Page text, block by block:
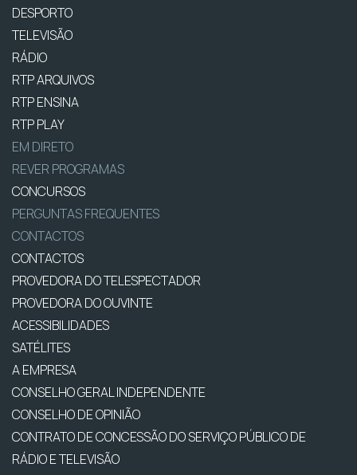
DESPORTO
TELEVISÃO
RÁDIO
RTP ARQUIVOS
RTP ENSINA
RTP PLAY
EM DIRETO
REVER PROGRAMAS
CONCURSOS
PERGUNTAS FREQUENTES
CONTACTOS
CONTACTOS
PROVEDORA DO TELESPECTADOR
PROVEDORA DO OUVINTE
ACESSIBILIDADES
SATÉLITES
A EMPRESA
CONSELHO GERAL INDEPENDENTE
CONSELHO DE OPINIÃO
CONTRATO DE CONCESSÃO DO SERVIÇO PÚBLICO DE
RÁDIO E TELEVISÃO